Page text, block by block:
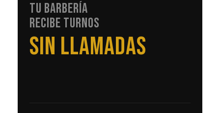
TU BARBERÍA
RECIBE TURNOS
EN AUTOMÁTICO